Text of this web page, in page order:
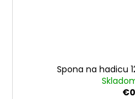
Spona na hadicu